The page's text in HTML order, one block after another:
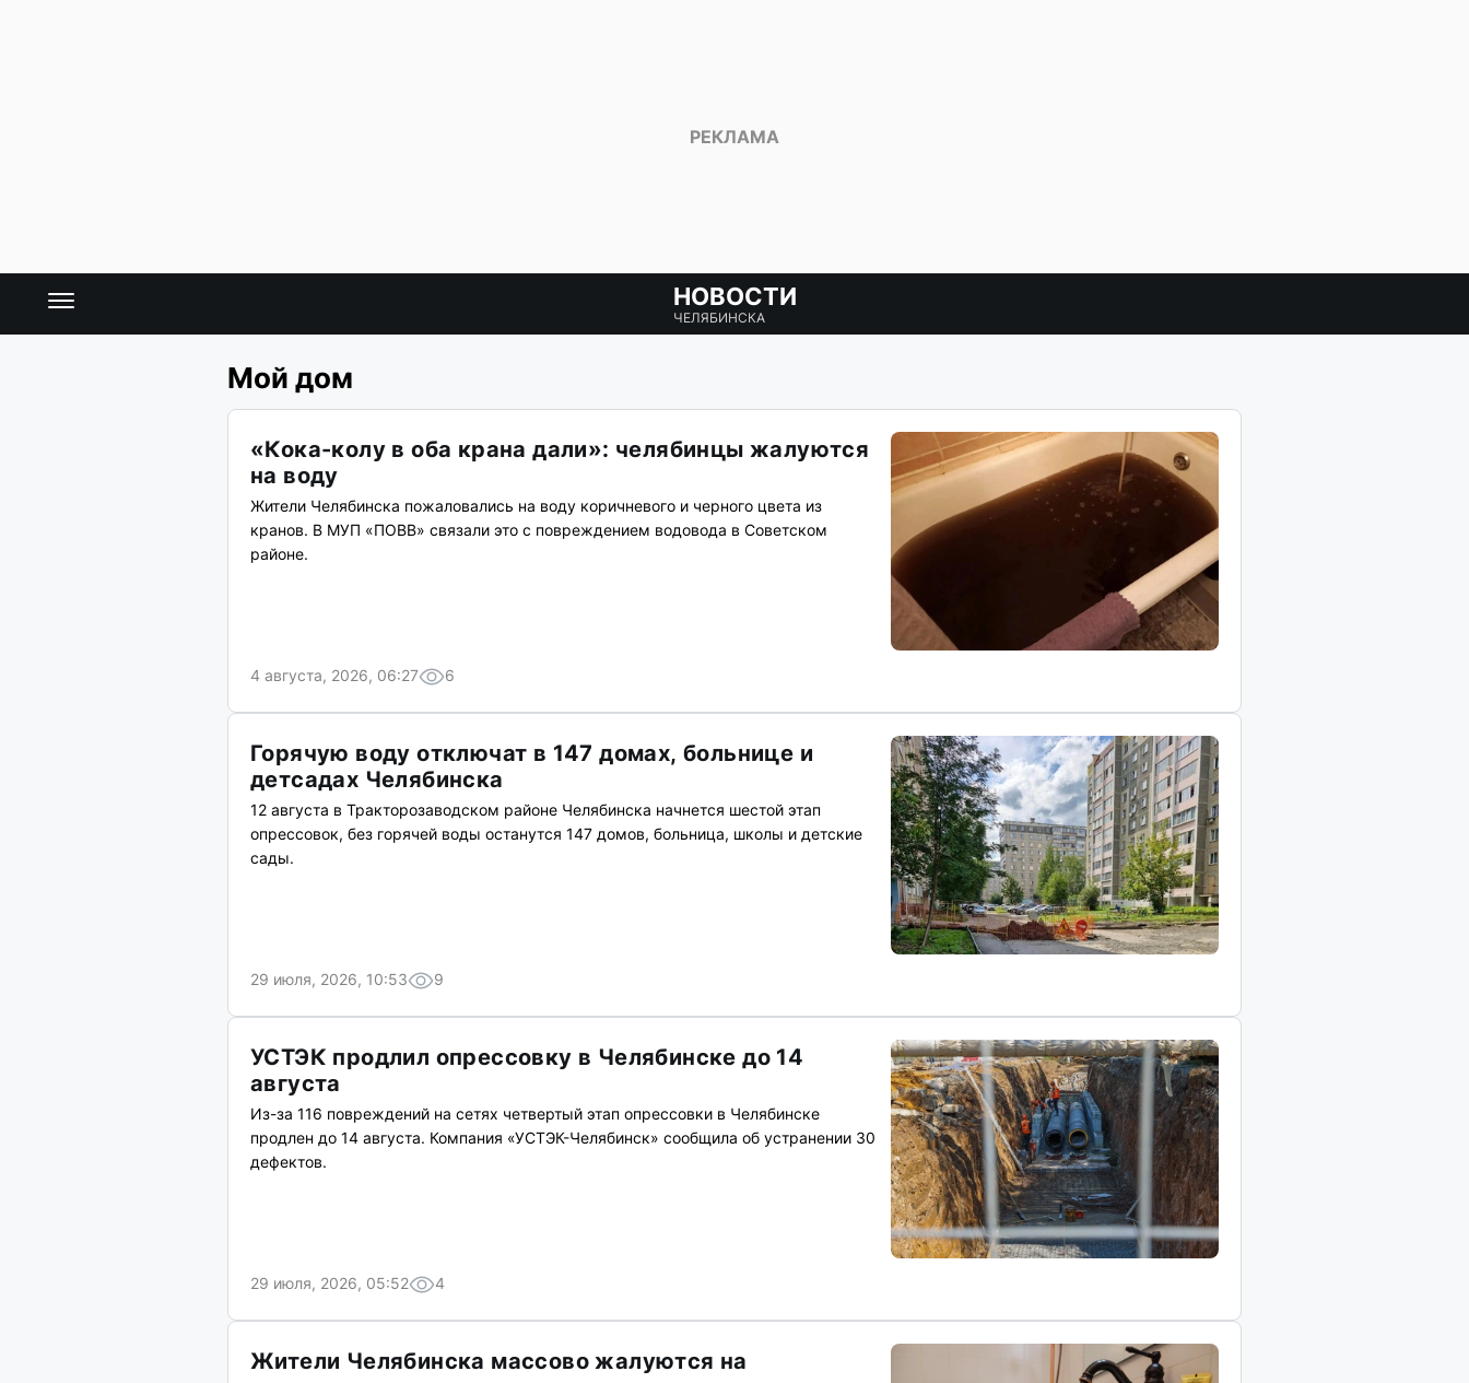
НОВОСТИ
ЧЕЛЯБИНСКА
Мой дом
«Кока-колу в оба крана дали»: челябинцы жалуются
на воду
Жители Челябинска пожаловались на воду коричневого и черного цвета из
кранов. В МУП «ПОВВ» связали это с повреждением водовода в Советском
районе.
4 августа, 2026, 06:27 6
Горячую воду отключат в 147 домах, больнице и
детсадах Челябинска
12 августа в Тракторозаводском районе Челябинска начнется шестой этап
опрессовок, без горячей воды останутся 147 домов, больница, школы и детские
сады.
29 июля, 2026, 10:53 9
УСТЭК продлил опрессовку в Челябинске до 14
августа
Из-за 116 повреждений на сетях четвертый этап опрессовки в Челябинске
продлен до 14 августа. Компания «УСТЭК-Челябинск» сообщила об устранении 30
дефектов.
29 июля, 2026, 05:52 4
Жители Челябинска массово жалуются на